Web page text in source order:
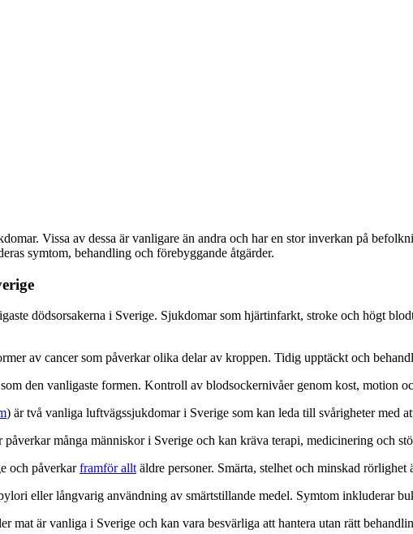
Vissa av dessa är vanligare än andra och har en stor inverkan på
symtom, behandling och förebyggande åtgärder.
dödsorsakerna i Sverige. Sjukdomar som hjärtinfarkt, stroke och högt
av cancer som påverkar olika delar av kroppen. Tidig upptäckt och
den vanligaste formen. Kontroll av blodsockernivåer genom kost, motion
) är två vanliga luftvägssjukdomar i Sverige som kan leda till svårigheter med
många människor i Sverige och kan kräva terapi, medicinering och
och påverkarframför allt äldre personer. Smärta, stelhet och minskad rörlighet
eller långvarig användning av smärtstillande medel. Symtom inkluderar
mat är vanliga i Sverige och kan vara besvärliga att hantera utan rätt